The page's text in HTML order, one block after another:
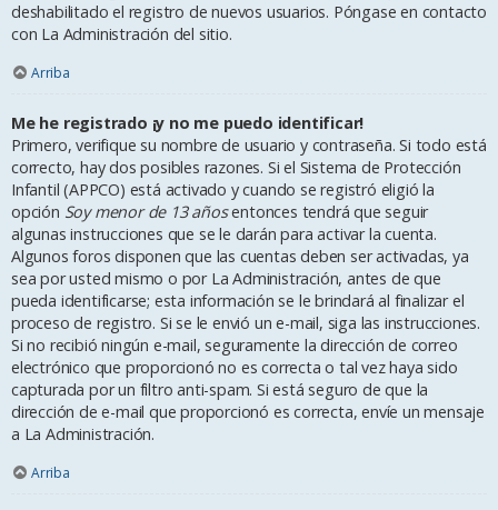
deshabilitado el registro de nuevos usuarios. Póngase en contacto
con La Administración del sitio.
Arriba
Me he registrado ¡y no me puedo identificar!
Primero, verifique su nombre de usuario y contraseña. Si todo está
correcto, hay dos posibles razones. Si el Sistema de Protección
Infantil (APPCO) está activado y cuando se registró eligió la
opción Soy menor de 13 añosentonces tendrá que seguir
algunas instrucciones que se le darán para activar la cuenta.
Algunos foros disponen que las cuentas deben ser activadas, ya
sea por usted mismo o por La Administración, antes de que
pueda identificarse; esta información se le brindará al finalizar el
proceso de registro. Si se le envió un e-mail, siga las instrucciones.
Si no recibió ningún e-mail, seguramente la dirección de correo
electrónico que proporcionó no es correcta o tal vez haya sido
capturada por un filtro anti-spam. Si está seguro de que la
dirección de e-mail que proporcionó es correcta, envíe un mensaje
a La Administración.
Arriba